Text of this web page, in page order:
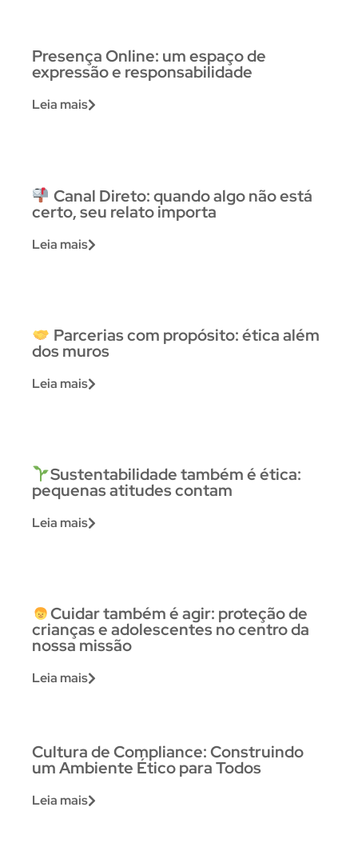
Presença Online: um espaço de
expressão e responsabilidade
Leia mais
Canal Direto: quando algo não está
certo, seu relato importa
Leia mais
Parcerias com propósito: ética além
dos muros
Leia mais
Sustentabilidade também é ética:
pequenas atitudes contam
Leia mais
Cuidar também é agir: proteção de
crianças e adolescentes no centro da
nossa missão
Leia mais
Cultura de Compliance: Construindo
um Ambiente Ético para Todos
Leia mais